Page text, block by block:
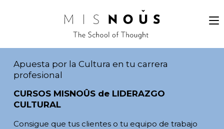
Apuesta por la Cultura en tu carrera
profesional
CURSOS MISNOÛS de LIDERAZGO
CULTURAL
Consigue que tus clientes o tu equipo de trabajo